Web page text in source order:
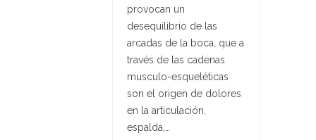
provocan un
desequilibrio de las
arcadas de la boca, que a
través de las cadenas
musculo-esqueléticas
son el origen de dolores
en la articulación,
espalda,…